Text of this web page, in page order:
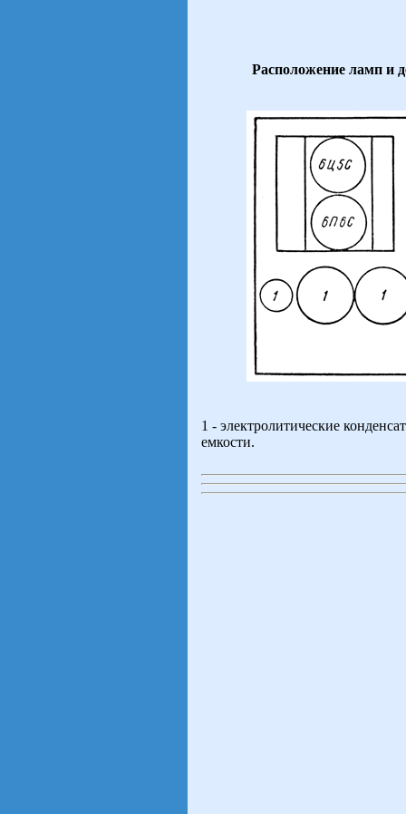
Расположение ламп и
1 - электролитические
емкости.